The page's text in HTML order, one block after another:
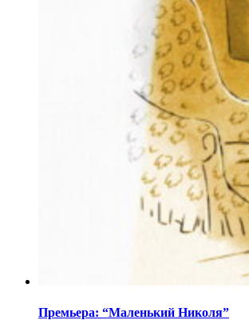
Премьера: “Маленький Николя”